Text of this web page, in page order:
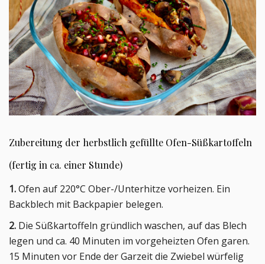
Zubereitung der herbstlich gefüllte Ofen-Süßkartoffeln
(fertig in ca. einer Stunde)
1.Ofen auf 220°C Ober-/Unterhitze vorheizen. Ein
Backblech mit Backpapier belegen.
2. Die Süßkartoffeln gründlich waschen, auf das Blech
legen und ca. 40 Minuten im vorgeheizten Ofen garen.
15 Minuten vor Ende der Garzeit die Zwiebel würfelig